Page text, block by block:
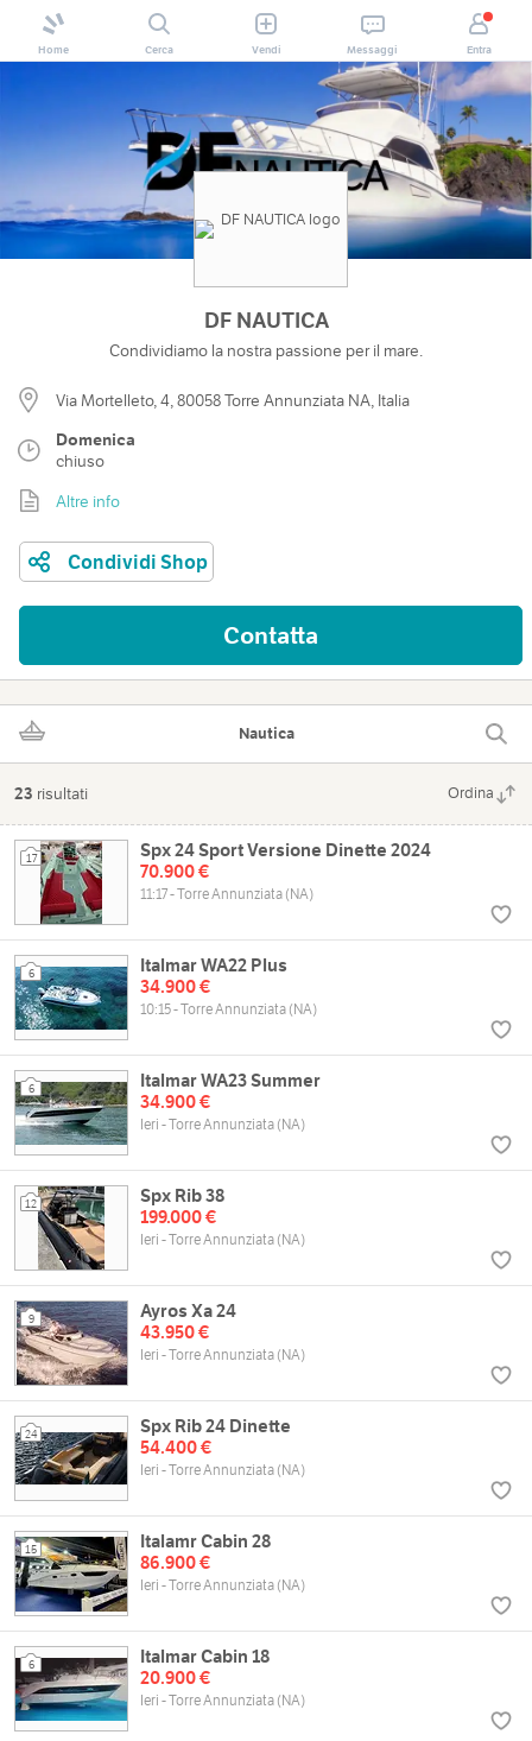
Home Cerca Vendi Messaggi Entra
DF NAUTICA
Condividiamo la nostra passione per il mare.
Via Mortelleto, 4, 80058 Torre Annunziata NA, Italia
Domenica
chiuso
Altre info
Condividi Shop
Contatta
Nautica
23 risultati Ordina
17
Spx 24 Sport Versione Dinette 2024
70.900 €
11:17 - Torre Annunziata (NA)
6
Italmar WA22 Plus
34.900 €
10:15 - Torre Annunziata (NA)
6
Italmar WA23 Summer
34.900 €
Ieri - Torre Annunziata (NA)
12
Spx Rib 38
199.000 €
Ieri - Torre Annunziata (NA)
9
Ayros Xa 24
43.950 €
Ieri - Torre Annunziata (NA)
24
Spx Rib 24 Dinette
54.400 €
Ieri - Torre Annunziata (NA)
15
Italamr Cabin 28
86.900 €
Ieri - Torre Annunziata (NA)
6
Italmar Cabin 18
20.900 €
Ieri - Torre Annunziata (NA)